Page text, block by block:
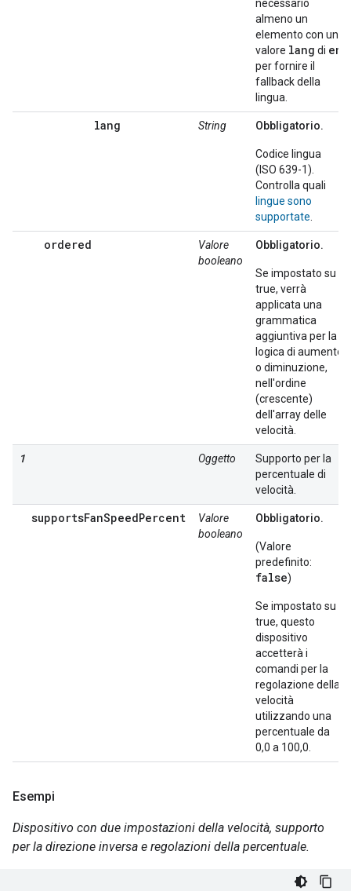
necessario
almeno un
elemento con un
valore lang di en
per fornire il
fallback della
lingua.
lang String Obbligatorio.
Codice lingua
(ISO 639-1).
Controlla quali
lingue sono
supportate
ordered
Valore
booleano
Obbligatorio.
Se impostato su
true, verrà
applicata una
grammatica
aggiuntiva per la
logica di aumento
o diminuzione,
nell'ordine
(crescente)
dell'array delle
velocità.
1 Oggetto
Supporto per la
percentuale di
velocità.
supportsFanSpeedPercent
Valore
booleano
Obbligatorio.
(Valore
predefinito:
false)
Se impostato su
true, questo
dispositivo
accetterà i
comandi per la
regolazione della
velocità
utilizzando una
percentuale da
0,0 a 100,0.
Esempi
Dispositivo con due impostazioni della velocità, supporto
per la direzione inversa e regolazioni della percentuale.